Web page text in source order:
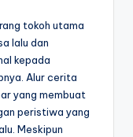
tokoh utama
lalu dan
kepada
Alur cerita
yang membuat
peristiwa yang
Meskipun